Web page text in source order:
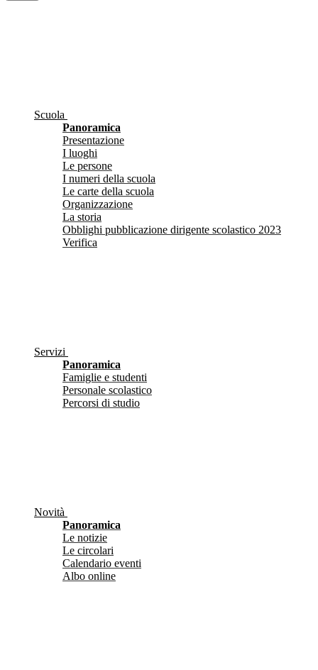
Scuola
Panoramica
Presentazione
I luoghi
Le persone
I numeri della scuola
Le carte della scuola
Organizzazione
La storia
Obblighi pubblicazione dirigente scolastico 2023
Verifica
Servizi
Panoramica
Famiglie e studenti
Personale scolastico
Percorsi di studio
Novità
Panoramica
Le notizie
Le circolari
Calendario eventi
Albo online